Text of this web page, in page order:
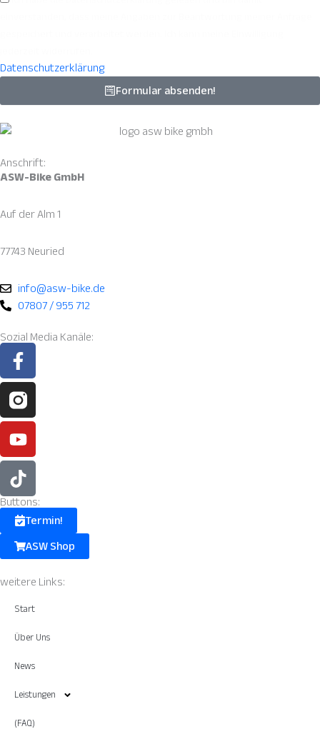
Datenschutzerklärung
Formular absenden!
Anschrift:
ASW-Bike GmbH
Auf der Alm 1
77743 Neuried
info@asw-bike.de
07807 / 955 712
Sozial Media Kanäle:
Facebook-
f
Instagram
Fill.svg
Youtube
Tiktok
Buttons:
Termin!
ASW Shop
weitere Links:
Start
Über Uns
News
Leistungen
(FAQ)